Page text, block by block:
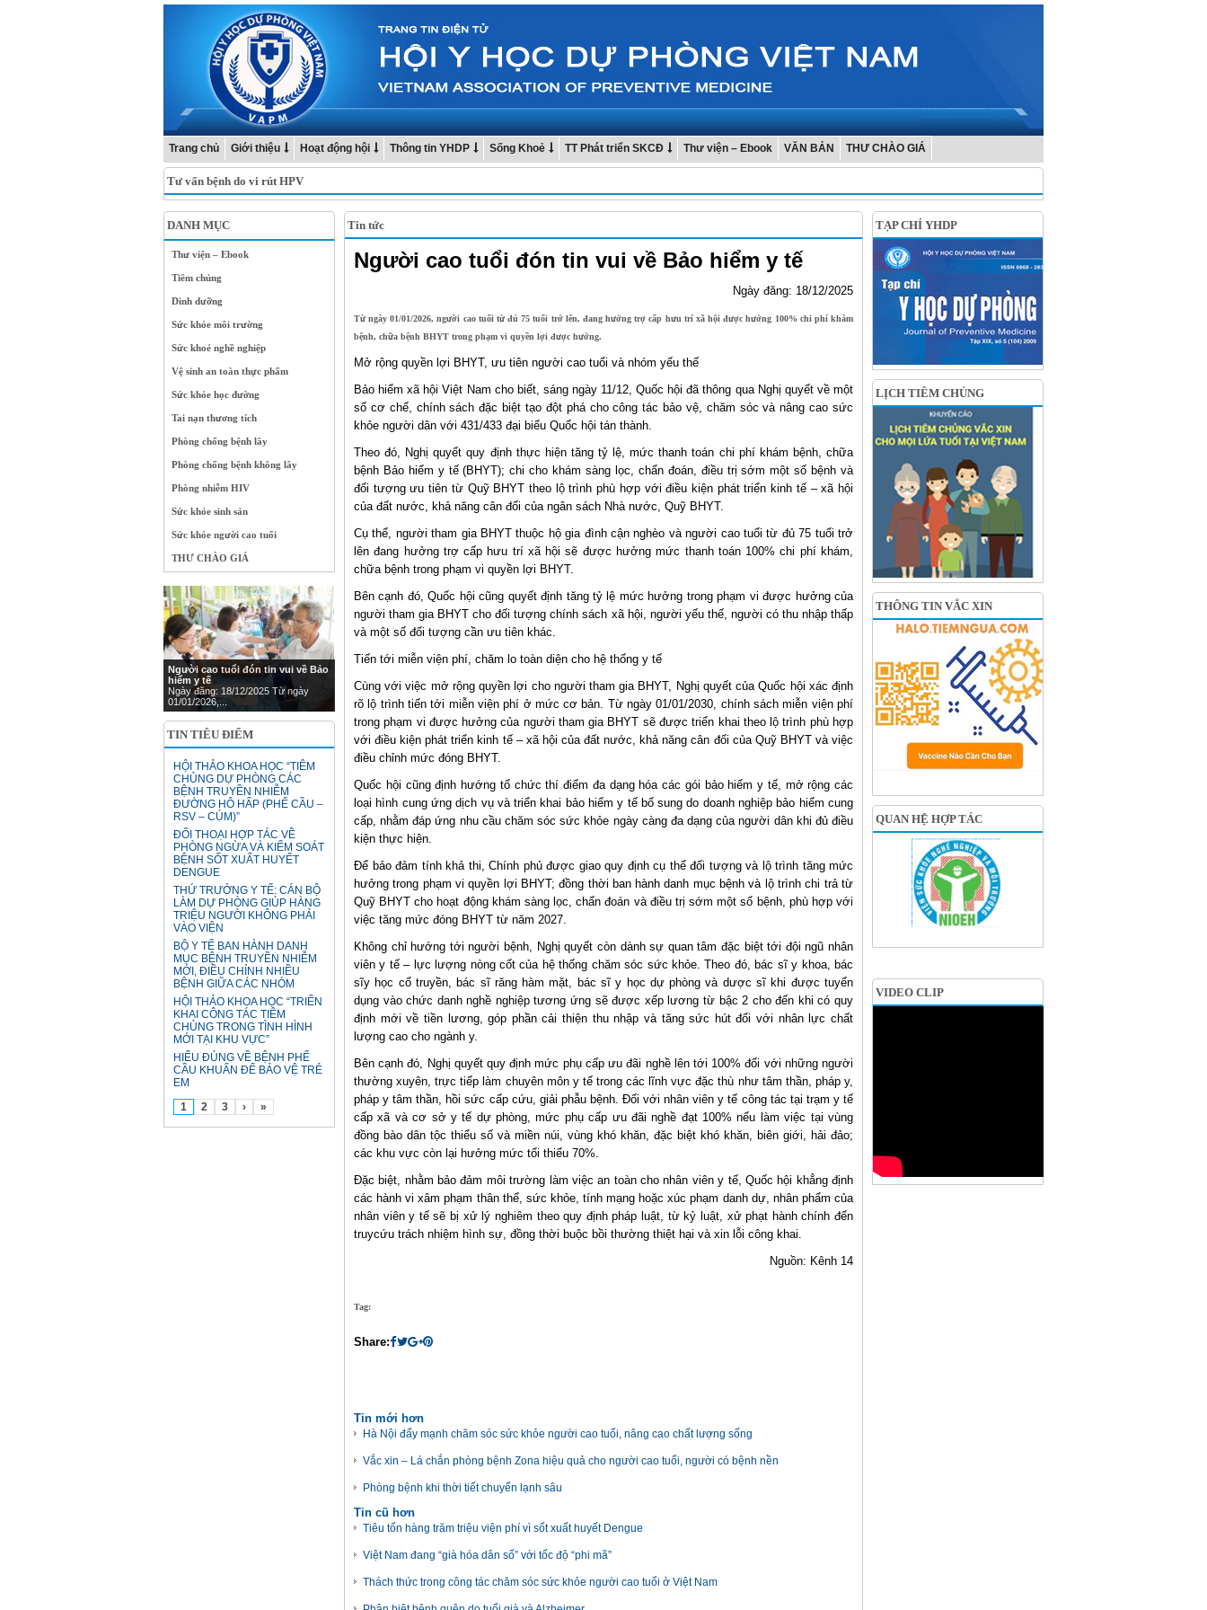
Trang chủ Giới thiệu Hoạt động hội Thông tin YHDP Sống Khoẻ TT Phát triển SKCĐ Thư viện – Ebook VĂN BẢN THƯ CHÀO GIÁ
Tư vấn bệnh do vi rút HPV
DANH MỤC
Thư viện – Ebook
Tiêm chủng
Dinh dưỡng
Sức khỏe môi trường
Sức khoẻ nghề nghiệp
Vệ sinh an toàn thực phẩm
Sức khỏe học đường
Tai nạn thương tích
Phòng chống bệnh lây
Phòng chống bệnh không lây
Phòng nhiễm HIV
Sức khỏe sinh sản
Sức khỏe người cao tuổi
THƯ CHÀO GIÁ
Người cao tuổi đón tin vui về Bảo
hiểm y tế
Ngày đăng: 18/12/2025 Từ ngày
01/01/2026,...
TIN TIÊU ĐIỂM
HỘI THẢO KHOA HỌC “TIÊM
CHỦNG DỰ PHÒNG CÁC
BỆNH TRUYỀN NHIỄM
ĐƯỜNG HÔ HẤP (PHẾ CẦU –
RSV – CÚM)”
ĐỐI THOẠI HỢP TÁC VỀ
PHÒNG NGỪA VÀ KIỂM SOÁT
BỆNH SỐT XUẤT HUYẾT
DENGUE
THỨ TRƯỞNG Y TẾ: CÁN BỘ
LÀM DỰ PHÒNG GIÚP HÀNG
TRIỆU NGƯỜI KHÔNG PHẢI
VÀO VIỆN
BỘ Y TẾ BAN HÀNH DANH
MỤC BỆNH TRUYỀN NHIỄM
MỚI, ĐIỀU CHỈNH NHIỀU
BỆNH GIỮA CÁC NHÓM
HỘI THẢO KHOA HỌC “TRIỂN
KHAI CÔNG TÁC TIÊM
CHỦNG TRONG TÌNH HÌNH
MỚI TẠI KHU VỰC”
HIỂU ĐÚNG VỀ BỆNH PHẾ
CẦU KHUẨN ĐỂ BẢO VỆ TRẺ
EM
1
2 3 › »
Tin tức
Người cao tuổi đón tin vui về Bảo hiểm y tế
Ngày đăng: 18/12/2025
Từ ngày 01/01/2026, người cao tuổi từ đủ 75 tuổi trở lên, đang hưởng trợ cấp hưu trí xã hội được hưởng 100% chi phí khám
bệnh, chữa bệnh BHYT trong phạm vi quyền lợi được hưởng.
Mở rộng quyền lợi BHYT, ưu tiên người cao tuổi và nhóm yếu thế
Bảo hiểm xã hội Việt Nam cho biết, sáng ngày 11/12, Quốc hội đã thông qua Nghị quyết về một
số cơ chế, chính sách đặc biệt tạo đột phá cho công tác bảo vệ, chăm sóc và nâng cao sức
khỏe người dân với 431/433 đại biểu Quốc hội tán thành.
Theo đó, Nghị quyết quy định thực hiện tăng tỷ lệ, mức thanh toán chi phí khám bệnh, chữa
bệnh Bảo hiểm y tế (BHYT); chi cho khám sàng lọc, chẩn đoán, điều trị sớm một số bệnh và
đối tượng ưu tiên từ Quỹ BHYT theo lộ trình phù hợp với điều kiện phát triển kinh tế – xã hội
của đất nước, khả năng cân đối của ngân sách Nhà nước, Quỹ BHYT.
Cụ thể, người tham gia BHYT thuộc hộ gia đình cận nghèo và người cao tuổi từ đủ 75 tuổi trở
lên đang hưởng trợ cấp hưu trí xã hội sẽ được hưởng mức thanh toán 100% chi phí khám,
chữa bệnh trong phạm vi quyền lợi BHYT.
Bên cạnh đó, Quốc hội cũng quyết định tăng tỷ lệ mức hưởng trong phạm vi được hưởng của
người tham gia BHYT cho đối tượng chính sách xã hội, người yếu thế, người có thu nhập thấp
và một số đối tượng cần ưu tiên khác.
Tiến tới miễn viện phí, chăm lo toàn diện cho hệ thống y tế
Cùng với việc mở rộng quyền lợi cho người tham gia BHYT, Nghị quyết của Quốc hội xác định
rõ lộ trình tiến tới miễn viện phí ở mức cơ bản. Từ ngày 01/01/2030, chính sách miễn viện phí
trong phạm vi được hưởng của người tham gia BHYT sẽ được triển khai theo lộ trình phù hợp
với điều kiện phát triển kinh tế – xã hội của đất nước, khả năng cân đối của Quỹ BHYT và việc
điều chỉnh mức đóng BHYT.
Quốc hội cũng định hướng tổ chức thí điểm đa dạng hóa các gói bảo hiểm y tế, mở rộng các
loại hình cung ứng dịch vụ và triển khai bảo hiểm y tế bổ sung do doanh nghiệp bảo hiểm cung
cấp, nhằm đáp ứng nhu cầu chăm sóc sức khỏe ngày càng đa dạng của người dân khi đủ điều
kiện thực hiện.
Để bảo đảm tính khả thi, Chính phủ được giao quy định cụ thể đối tượng và lộ trình tăng mức
hưởng trong phạm vi quyền lợi BHYT; đồng thời ban hành danh mục bệnh và lộ trình chi trả từ
Quỹ BHYT cho hoạt động khám sàng lọc, chẩn đoán và điều trị sớm một số bệnh, phù hợp với
việc tăng mức đóng BHYT từ năm 2027.
Không chỉ hướng tới người bệnh, Nghị quyết còn dành sự quan tâm đặc biệt tới đội ngũ nhân
viên y tế – lực lượng nòng cốt của hệ thống chăm sóc sức khỏe. Theo đó, bác sĩ y khoa, bác
sĩy học cổ truyền, bác sĩ răng hàm mặt, bác sĩ y học dự phòng và dược sĩ khi được tuyển
dụng vào chức danh nghề nghiệp tương ứng sẽ được xếp lương từ bậc 2 cho đến khi có quy
định mới về tiền lương, góp phần cải thiện thu nhập và tăng sức hút đối với nhân lực chất
lượng cao cho ngành y.
Bên cạnh đó, Nghị quyết quy định mức phụ cấp ưu đãi nghề lên tới 100% đối với những người
thường xuyên, trực tiếp làm chuyên môn y tế trong các lĩnh vực đặc thù như tâm thần, pháp y,
pháp y tâm thần, hồi sức cấp cứu, giải phẫu bệnh. Đối với nhân viên y tế công tác tại trạm y tế
cấp xã và cơ sở y tế dự phòng, mức phụ cấp ưu đãi nghề đạt 100% nếu làm việc tại vùng
đồng bào dân tộc thiểu số và miền núi, vùng khó khăn, đặc biệt khó khăn, biên giới, hải đảo;
các khu vực còn lại hưởng mức tối thiểu 70%.
Đặc biệt, nhằm bảo đảm môi trường làm việc an toàn cho nhân viên y tế, Quốc hội khẳng định
các hành vi xâm phạm thân thể, sức khỏe, tính mạng hoặc xúc phạm danh dự, nhân phẩm của
nhân viên y tế sẽ bị xử lý nghiêm theo quy định pháp luật, từ kỷ luật, xử phạt hành chính đến
truycứu trách nhiệm hình sự, đồng thời buộc bồi thường thiệt hại và xin lỗi công khai.
Nguồn: Kênh 14
Tag:
Share:
Tin mới hơn
Hà Nội đẩy mạnh chăm sóc sức khỏe người cao tuổi, nâng cao chất lượng sống
Vắc xin – Lá chắn phòng bệnh Zona hiệu quả cho người cao tuổi, người có bệnh nền
Phòng bệnh khi thời tiết chuyển lạnh sâu
Tin cũ hơn
Tiêu tốn hàng trăm triệu viện phí vì sốt xuất huyết Dengue
Việt Nam đang “già hóa dân số” với tốc độ “phi mã”
Thách thức trong công tác chăm sóc sức khỏe người cao tuổi ở Việt Nam
TẠP CHÍ YHDP
LỊCH TIÊM CHỦNG
THÔNG TIN VẮC XIN
QUAN HỆ HỢP TÁC
VIDEO CLIP